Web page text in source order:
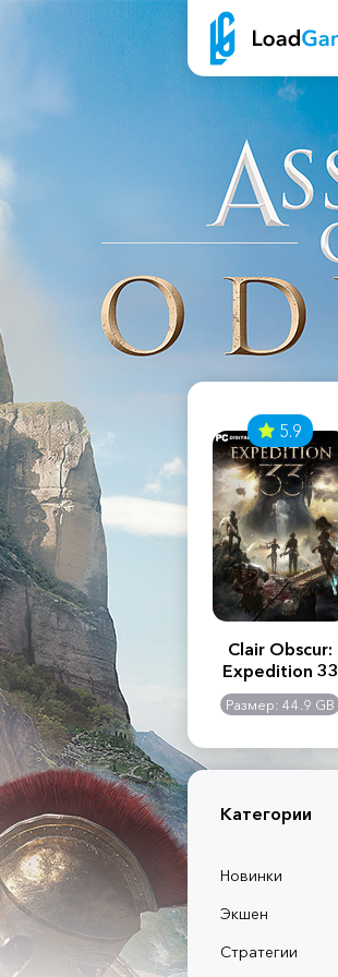
2:
-
GB
Assassin's Creed
Shadows
Размер: 117 GB
5.9
Clair Obscur:
Expedition 33
Размер: 44.9 GB
Категории
Новинки
Экшен
Стратегии